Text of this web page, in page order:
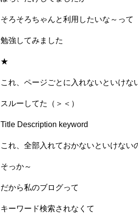
そろそろちゃんと利用したいな～って
勉強してみました
★
これ、ページごとに入れないといけな
スルーしてた（＞＜）
Title Description keyword
これ、全部入れておかないといけない
そっか～
だから私のブログって
キーワード検索されなくて